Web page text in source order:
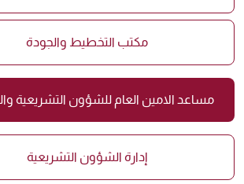
مكتب التخطيط والجودة
مساعد الامين العام للشؤون التشريعية
إدارة الشؤون التشريعية